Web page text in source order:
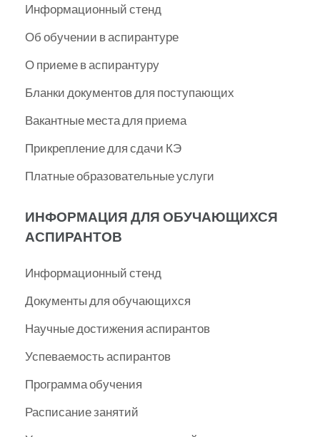
Информационный стенд
Об обучении в аспирантуре
О приеме в аспирантуру
Бланки документов для поступающих
Вакантные места для приема
Прикрепление для сдачи КЭ
Платные образовательные услуги
ИНФОРМАЦИЯ ДЛЯ ОБУЧАЮЩИХСЯ
АСПИРАНТОВ
Информационный стенд
Документы для обучающихся
Научные достижения аспирантов
Успеваемость аспирантов
Программа обучения
Расписание занятий